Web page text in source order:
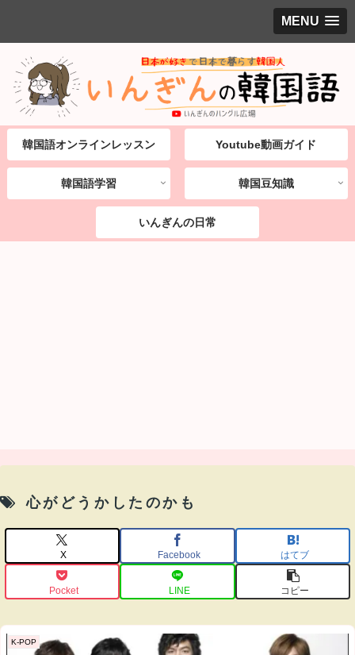
MENU
韓国語オンラインレッスン Youtube動画ガイド
韓国語学習 韓国豆知識
いんぎんの日常
心がどうかしたのかも
X Facebook はてブ
Pocket LINE コピー
K-POP